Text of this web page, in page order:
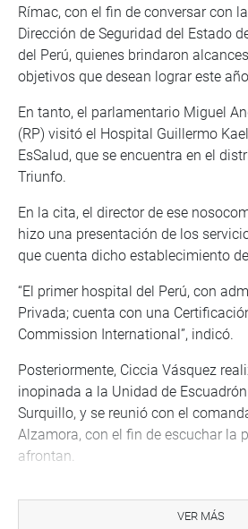
Rímac, con el fin de conversar con
Dirección de Seguridad del Estado
del Perú, quienes brindaron
objetivos que desean lograr este
En tanto, el parlamentario Miguel
(RP) visitó el Hospital Guillermo
EsSalud, que se encuentra en el
Triunfo.
En la cita, el director de ese
hizo una presentación de los
que cuenta dicho establecimiento
“El primer hospital del Perú, con
Privada; cuenta con una
Commission International”, indicó.
Posteriormente, Ciccia Vásquez
inopinada a la Unidad de
Surquillo, y se reunió con el
Alzamora, con el fin de escuchar la
afrontan.
VER MÁS